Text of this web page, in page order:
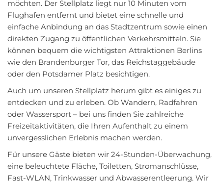
möchten. Der Stellplatz liegt nur 10 Minuten vom
Flughafen entfernt und bietet eine schnelle und
einfache Anbindung an das Stadtzentrum sowie einen
direkten Zugang zu öffentlichen Verkehrsmitteln. Sie
können bequem die wichtigsten Attraktionen Berlins
wie den Brandenburger Tor, das Reichstaggebäude
oder den Potsdamer Platz besichtigen.
Auch um unseren Stellplatz herum gibt es einiges zu
entdecken und zu erleben. Ob Wandern, Radfahren
oder Wassersport – bei uns finden Sie zahlreiche
Freizeitaktivitäten, die Ihren Aufenthalt zu einem
unvergesslichen Erlebnis machen werden.
Für unsere Gäste bieten wir 24-Stunden-Überwachung,
eine beleuchtete Fläche, Toiletten, Stromanschlüsse,
Fast-WLAN, Trinkwasser und Abwasserentleerung. Wir